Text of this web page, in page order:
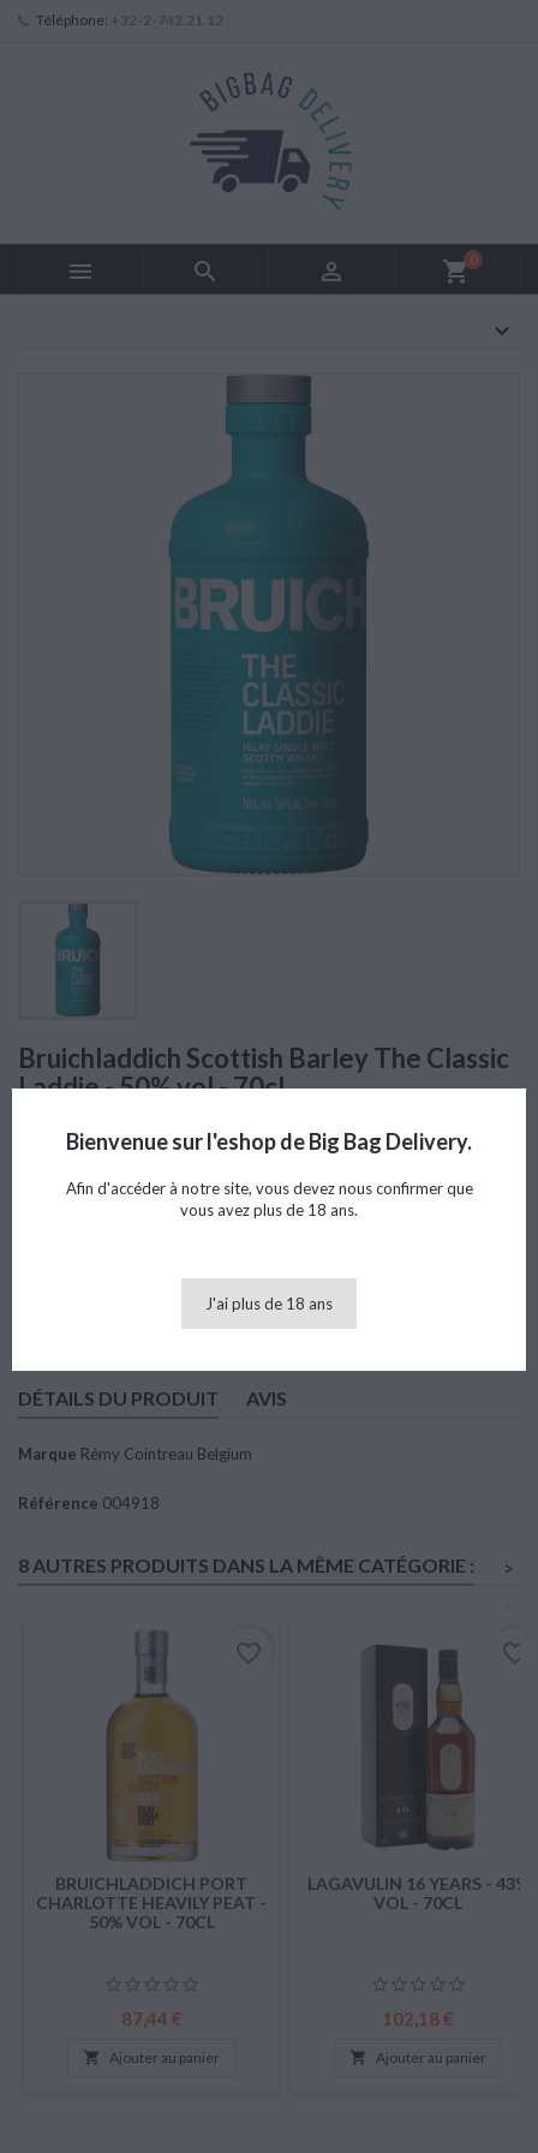
Téléphone: +32-2-742.21.12
   shopping_cart0
Bruichladdich Scottish Barley The Classic
Laddie - 50% vol - 70cl
 Ajouter au panier
DÉTAILS DU PRODUIT AVIS
Marque Rémy Cointreau Belgium
Référence 004918
8 AUTRES PRODUITS DANS LA MÊME CATÉGORIE :
>
BRUICHLADDICH PORT
CHARLOTTE HEAVILY PEAT -
50% VOL - 70CL
Prix
87,44 €
 Ajouter au panier
favorite_border
LAGAVULIN 16 YEARS - 43%
VOL - 70CL
Prix
102,18 €
 Ajouter au panier
favorite_border
Bienvenue sur l'eshop de Big Bag Delivery.
Afin d'accéder à notre site, vous devez nous confirmer que
vous avez plus de 18 ans.
J'ai plus de 18 ans